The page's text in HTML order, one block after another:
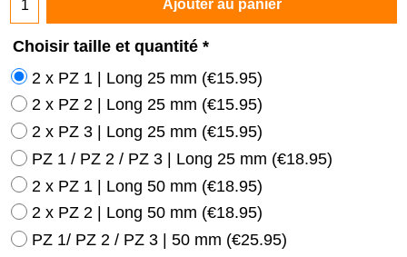
Ajouter au panier
Choisir taille et quantité *
2 x PZ 1 | Long 25 mm (€15.95)
2 x PZ 2 | Long 25 mm (€15.95)
2 x PZ 3 | Long 25 mm (€15.95)
PZ 1 / PZ 2 / PZ 3 | Long 25 mm (€18.95)
2 x PZ 1 | Long 50 mm (€18.95)
2 x PZ 2 | Long 50 mm (€18.95)
PZ 1/ PZ 2 / PZ 3 | 50 mm (€25.95)